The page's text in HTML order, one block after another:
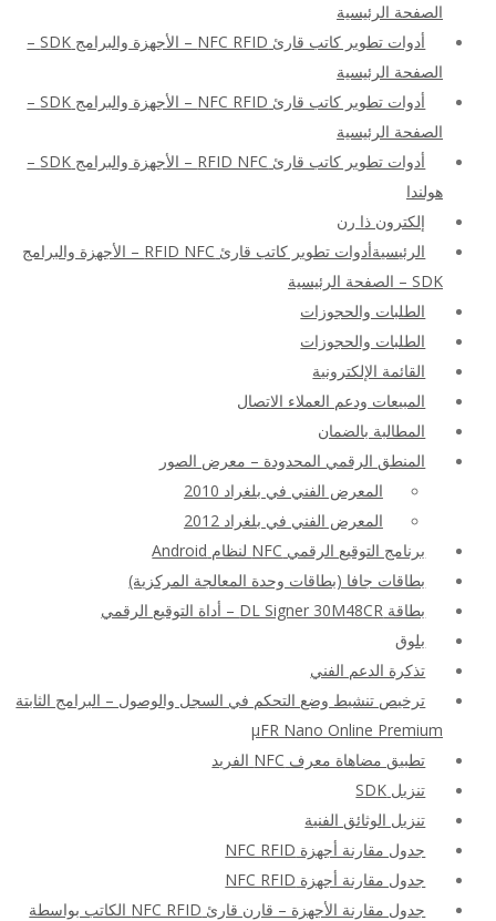
الصفحة الرئيسية
أدوات تطوير كاتب قارئ NFC RFID – الأجهزة والبرامج SDK –
الصفحة الرئيسية
أدوات تطوير كاتب قارئ NFC RFID – الأجهزة والبرامج SDK –
الصفحة الرئيسية
أدوات تطوير كاتب قارئ RFID NFC – الأجهزة والبرامج SDK –
هولندا
إلكترون ذا رن
الرئيسيةأدوات تطوير كاتب قارئ RFID NFC – الأجهزة والبرامج
SDK – الصفحة الرئيسية
الطلبات والحجوزات
الطلبات والحجوزات
القائمة الإلكترونية
المبيعات ودعم العملاء الاتصال
المطالبة بالضمان
المنطق الرقمي المحدودة – معرض الصور
المعرض الفني في بلغراد 2010
المعرض الفني في بلغراد 2012
برنامج التوقيع الرقمي NFC لنظام Android
بطاقات جافا (بطاقات وحدة المعالجة المركزية)
بطاقة DL Signer 30M48CR – أداة التوقيع الرقمي
بلوق
تذكرة الدعم الفني
ترخيص تنشيط وضع التحكم في السجل والوصول – البرامج الثابتة
μFR Nano Online Premium
تطبيق مضاهاة معرف NFC الفريد
تنزيل SDK
تنزيل الوثائق الفنية
جدول مقارنة أجهزة NFC RFID
جدول مقارنة أجهزة NFC RFID
جدول مقارنة الأجهزة – قارن قارئ NFC RFID الكاتب بواسطة